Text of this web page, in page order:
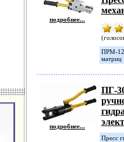
подробнее...
ПРМ-
матриц
подробнее...
ПГ-
Пресс